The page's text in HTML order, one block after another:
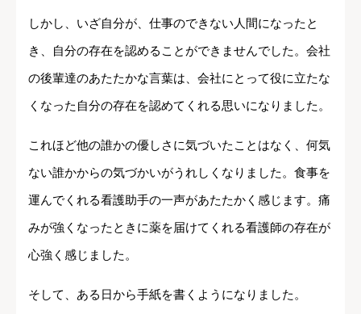
しかし、いざ自分が、仕事のできない人間になったと
き、自分の存在を認めることができませんでした。会社
の後輩達のあたたかな言葉は、会社にとって役に立たな
くなった自分の存在を認めてくれる思いになりました。
これほど他の誰かの優しさに気づいたことはなく、何気
ない誰かからの気づかいがうれしくなりました。食事を
運んでくれる看護助手の一声があたたかく感じます。痛
みが強くなったときに薬を届けてくれる看護師の存在が
心強く感じました。
そして、ある日から手紙を書くようになりました。